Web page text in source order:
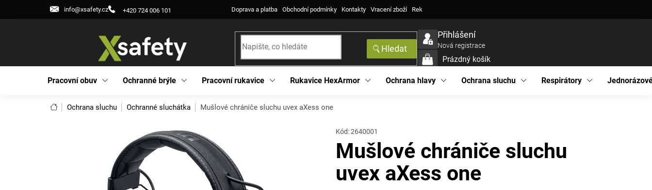
+420 724 006 101
info@xsafety.cz Doprava a platba Obchodní podmínky Kontakty Vracení zboží Reklamace zboží
Hledat
Přihlášení
Nová registrace
NÁKUPNÍ
KOŠÍK
Prázdný košík
Pracovní obuv Ochranné brýle Pracovní rukavice Rukavice HexArmor Ochrana hlavy Ochrana sluchu Respirátory
DomůOchrana sluchu Ochranné sluchátka Mušlové chrániče sluchu uvex aXess one
Mušlové chrániče sluchu
uvex aXess one
Kód:2640001